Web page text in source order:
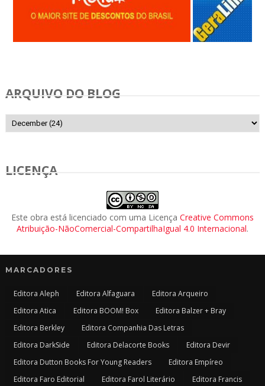
ARQUIVO DO BLOG
LICENÇA
Este obra está licenciado com uma Licença Creative Commons
Atribuição-NãoComercial-CompartilhaIgual 4.0 Internacional.
MARCADORES
Editora Aleph Editora Alfaguara
Editora Arqueiro
Editora Atica
Editora BOOM! Box
Editora Balzer + Bray
Editora Berkley
Editora Companhia Das Letras
Editora DarkSide
Editora Delacorte Books
Editora Devir
Editora Dutton Books For Young Readers
Editora Empíreo
Editora Faro Editorial
Editora Farol Literário
Editora Francis